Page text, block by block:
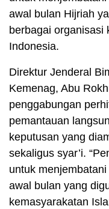
awal bulan Hijriah
berbagai organisasi
Indonesia.
Direktur Jenderal
Kemenag, Abu
penggabungan
pemantauan
keputusan yang
sekaligus syar’i.
untuk
awal bulan yang
kemasyarakatan